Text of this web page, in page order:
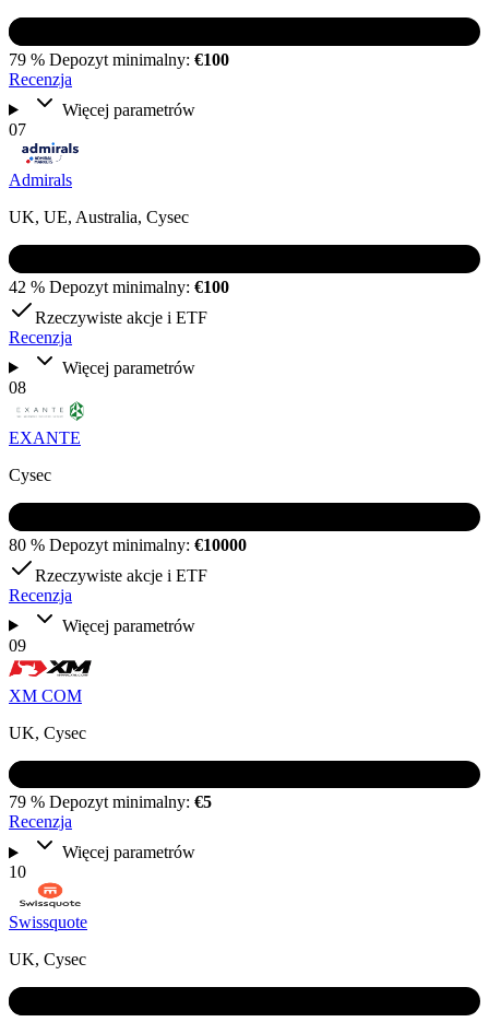
79 % Depozyt minimalny: €100
Recenzja
Więcej parametrów
07
Admirals
UK, UE, Australia, Cysec
42 % Depozyt minimalny: €100
Rzeczywiste akcje i ETF
Recenzja
Więcej parametrów
08
EXANTE
Cysec
80 % Depozyt minimalny: €10000
Rzeczywiste akcje i ETF
Recenzja
Więcej parametrów
09
XM COM
UK, Cysec
79 % Depozyt minimalny: €5
Recenzja
Więcej parametrów
10
Swissquote
UK, Cysec